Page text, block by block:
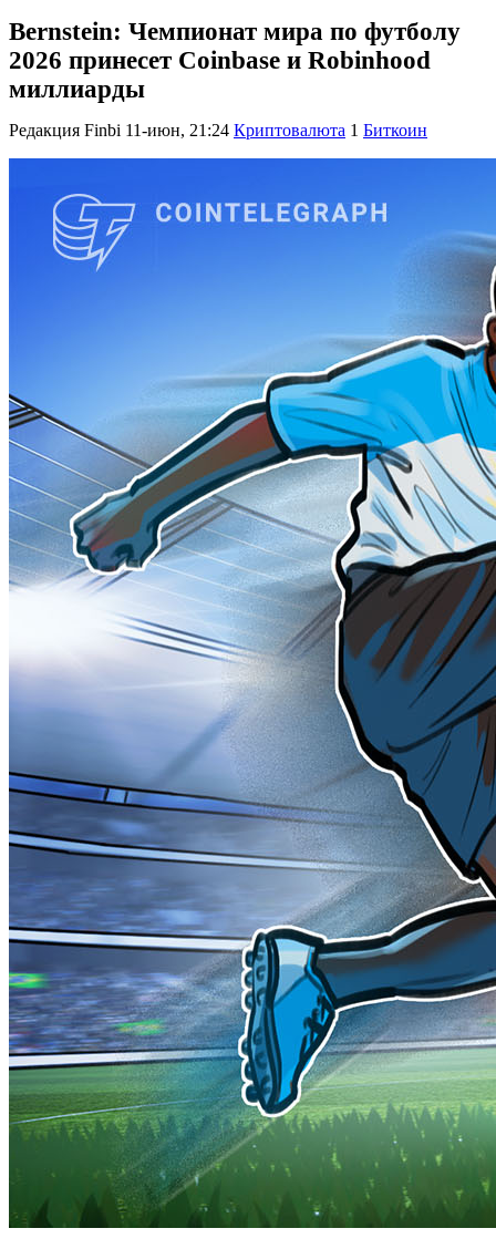
Bernstein: Чемпионат мира по футболу
2026 принесет Coinbase и Robinhood
миллиарды
Редакция Finbi 11-июн, 21:24 Криптовалюта 1 Биткоин